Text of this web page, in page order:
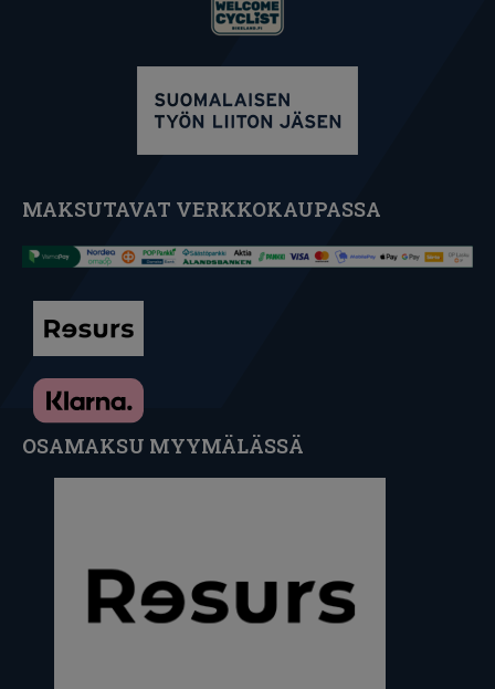
MAKSUTAVAT VERKKOKAUPASSA
OSAMAKSU MYYMÄLÄSSÄ